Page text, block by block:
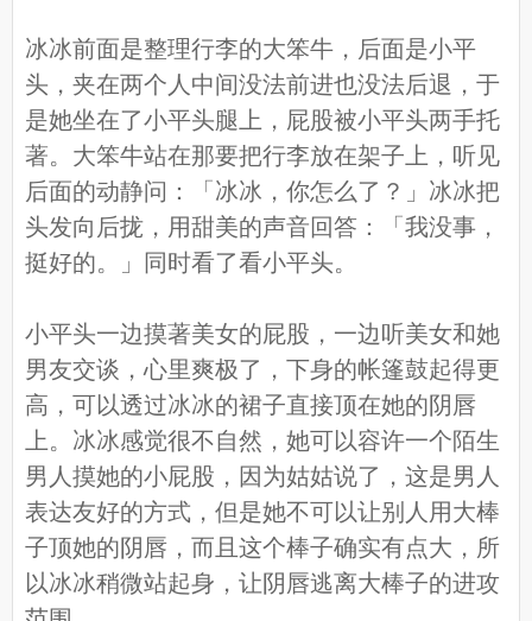
冰冰前面是整理行李的大笨牛，后面是小平
头，夹在两个人中间没法前进也没法后退，于
是她坐在了小平头腿上，屁股被小平头两手托
著。大笨牛站在那要把行李放在架子上，听见
后面的动静问：「冰冰，你怎么了？」冰冰把
头发向后拢，用甜美的声音回答：「我没事，
挺好的。」同时看了看小平头。
小平头一边摸著美女的屁股，一边听美女和她
男友交谈，心里爽极了，下身的帐篷鼓起得更
高，可以透过冰冰的裙子直接顶在她的阴唇
上。冰冰感觉很不自然，她可以容许一个陌生
男人摸她的小屁股，因为姑姑说了，这是男人
表达友好的方式，但是她不可以让别人用大棒
子顶她的阴唇，而且这个棒子确实有点大，所
以冰冰稍微站起身，让阴唇逃离大棒子的进攻